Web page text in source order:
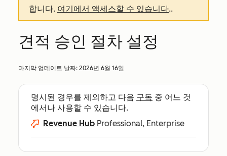
합니다. 여기에서 액세스할 수 있습니다..
견적 승인 절차 설정
마지막 업데이트 날짜: 2026년 6월 16일
명시된 경우를 제외하고 다음 구독 중 어느 것
에서나 사용할 수 있습니다.
Revenue Hub Professional, Enterprise